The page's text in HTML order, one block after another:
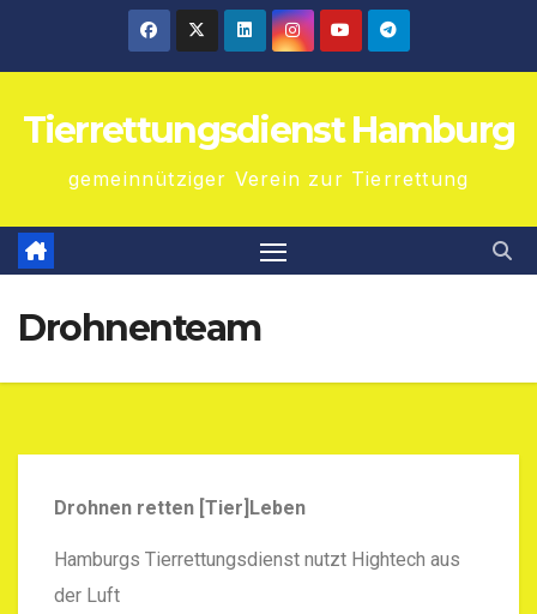
Tierrettungsdienst Hamburg
gemeinnütziger Verein zur Tierrettung
Drohnenteam
Drohnen retten [Tier]Leben
Hamburgs Tierrettungsdienst nutzt Hightech aus
der Luft